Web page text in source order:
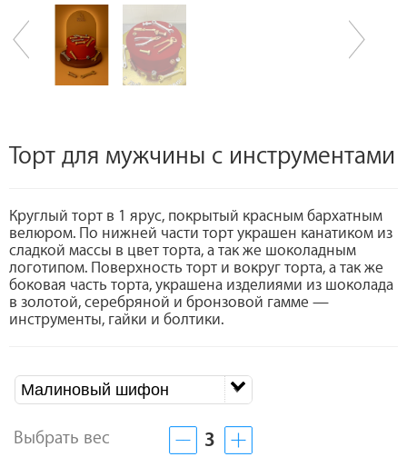
Торт для мужчины с инструментами
Круглый торт в 1 ярус, покрытый красным бархатным
велюром. По нижней части торт украшен канатиком из
сладкой массы в цвет торта, а так же шоколадным
логотипом. Поверхность торт и вокруг торта, а так же
боковая часть торта, украшена изделиями из шоколада
в золотой, серебряной и бронзовой гамме —
инструменты, гайки и болтики.
Малиновый шифон
Выбрать вес 3